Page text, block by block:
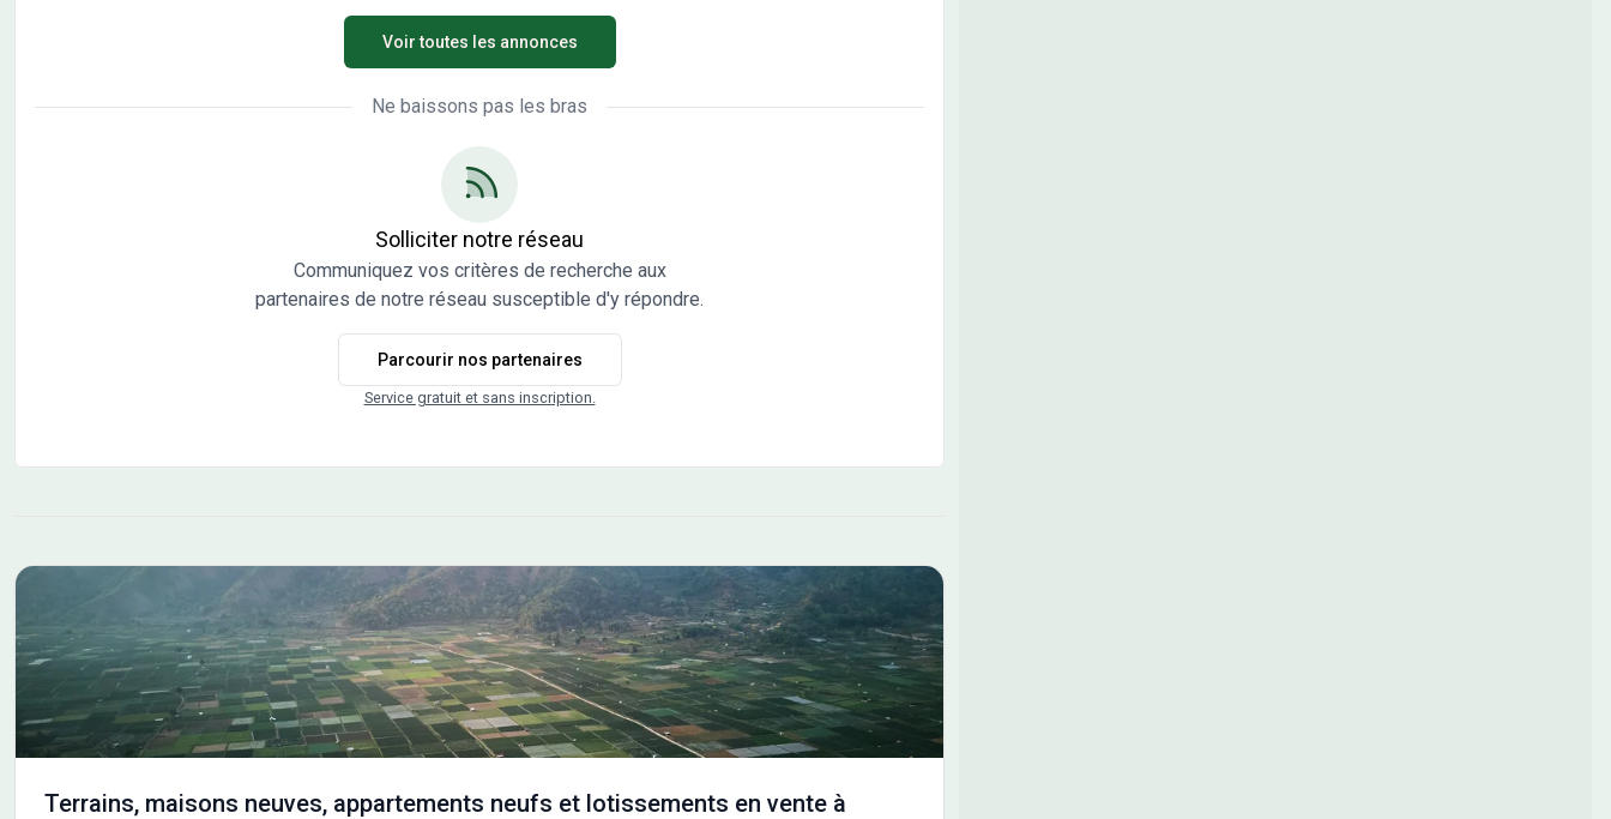
cour d'un quartier résidentiel calme et verdoyant.
Profitez de grandes parcelles aménagées, d'un
sentier piétonnier, d'une voirie partagée et de deux
espaces verts paysagers pour un cadre de vie
logement en résidence principale, soumis à
conditions de revenus. Les informations sur l'état des
risques auxquels ce bien est exposé sont disponibles
sur le site Géorisques : www.georisques.gouv.fr
total 12 terrains à bâtir libres de tout constructeur.
LOT 8 : Parcelle entièrement viabilisée (eau,
électricité, gaz, Télécom, assainissement collectif),
offrant une belle surface de 987 m² et une incroyable
€ TTC. Pas de frais d'Agence, ni de frais de dossier.
Voir toutes les annonces
Ne baissons pas les bras
Solliciter notre réseau
Communiquez vos critères de recherche aux
partenaires de notre réseau susceptible d'y répondre.
Parcourir nos partenaires
Service gratuit et sans inscription.
Terrains, maisons neuves, appartements neufs et lotissements en vente à